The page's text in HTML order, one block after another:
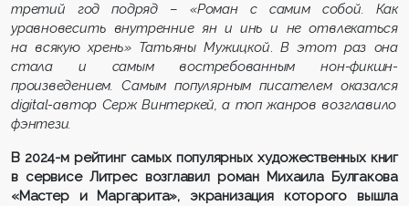
третий год подряд –«Роман с самим собой. Как
уравновесить внутренние ян и инь и не отвлекаться
на всякую хрень» Татьяны Мужицкой. В этот раз она
стала и самым востребованным нон-фикшн-
произведением. Самым популярным писателем оказался
digital-автор Серж Винтеркей, а топ жанров возглавило
фэнтези.
В 2024-мрейтинг самых популярных художественных книг
в сервисе Литрес возглавил роман Михаила Булгакова
«Мастер и Маргарита», экранизация которого вышла